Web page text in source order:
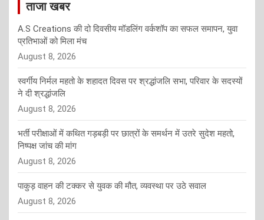
ताजा खबर
A.S Creations की दो दिवसीय मॉडलिंग वर्कशॉप का सफल समापन, युवा
प्रतिभाओं को मिला मंच
August 8, 2026
स्वर्गीय निर्मल महतो के शहादत दिवस पर श्रद्धांजलि सभा, परिवार के सदस्यों
ने दी श्रद्धांजलि
August 8, 2026
भर्ती परीक्षाओं में कथित गड़बड़ी पर छात्रों के समर्थन में उतरे सुदेश महतो,
निष्पक्ष जांच की मांग
August 8, 2026
पाकुड़ वाहन की टक्कर से युवक की मौत, व्यवस्था पर उठे सवाल
August 8, 2026